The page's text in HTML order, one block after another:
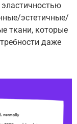
эстетичные/
ткани, которые
даже